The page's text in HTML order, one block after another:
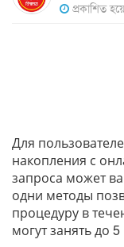
প্রকাশিত
Для
накопления с
запроса может
одни методы
процедуру в
могут занять до